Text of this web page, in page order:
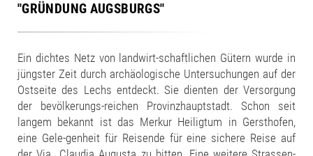
"GRÜNDUNG AUGSBURGS"
Ein dichtes Netz von landwirt-schaftlichen Gütern wurde in
jüngster Zeit durch archäologische Untersuchungen auf der
Ostseite des Lechs entdeckt. Sie dienten der Versorgung
der bevölkerungs-reichen Provinzhauptstadt. Schon seit
langem bekannt ist das Merkur Heiligtum in Gersthofen,
eine Gele-genheit für Reisende für eine sichere Reise auf